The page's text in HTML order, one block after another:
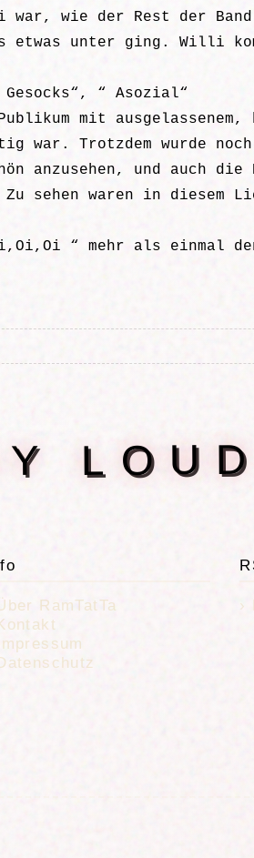
wie der Rest der
etwas unter ging. Willi
“ Asozial“
mit ausgelassenem,
Trotzdem wurde
anzusehen, und auch
sehen waren in diesem
“ mehr als einmal
RamTatTa